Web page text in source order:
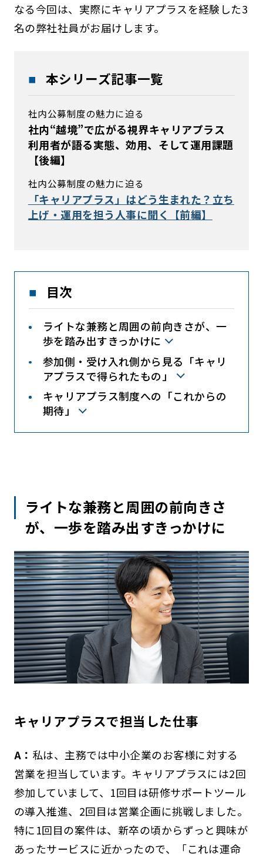
なる今回は、実際にキャリアプラスを経験した3
名の弊社社員がお届けします。
本シリーズ記事一覧
社内公募制度の魅力に迫る
社内“越境”で広がる視界――キャリアプラス
利用者が語る実態、効用、そして運用課題
【後編】
社内公募制度の魅力に迫る
「キャリアプラス」はどう生まれた？立ち
上げ・運用を担う人事に聞く【前編】
目次
ライトな兼務と周囲の前向きさが、一
歩を踏み出すきっかけに
参加側・受け入れ側から見る「キャリ
アプラスで得られたもの」
キャリアプラス制度への「これからの
期待」
ライトな兼務と周囲の前向きさ
が、一歩を踏み出すきっかけに
キャリアプラスで担当した仕事
A： 私は、主務では中小企業のお客様に対する
営業を担当しています。キャリアプラスには2回
参加していまして、1回目は研修サポートツール
の導入推進、2回目は営業企画に挑戦しました。
特に1回目の案件は、新卒の頃からずっと興味が
あったサービスに近かったので、「これは運命